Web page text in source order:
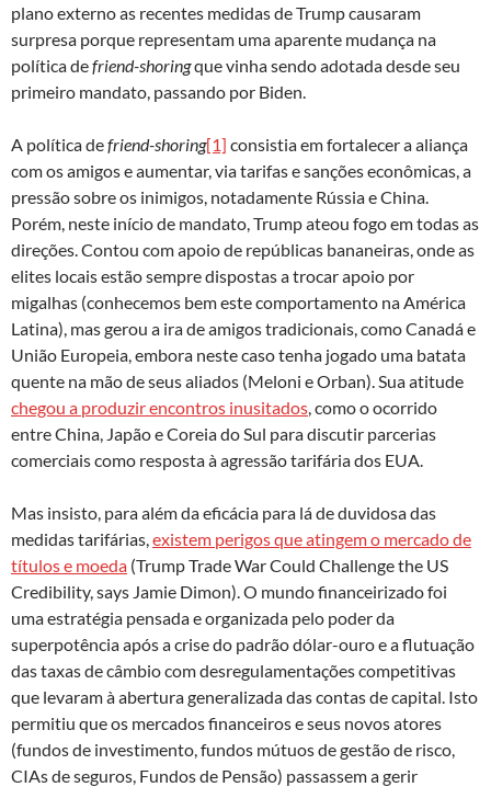
plano externo as recentes medidas de Trump causaram
surpresa porque representam uma aparente mudança na
política defriend-shoringque vinha sendo adotada desde seu
primeiro mandato, passando por Biden.
A política defriend-shoring[1] consistia em fortalecer a aliança
com os amigos e aumentar, via tarifas e sanções econômicas, a
pressão sobre os inimigos, notadamente Rússia e China.
Porém, neste início de mandato, Trump ateou fogo em todas as
direções. Contou com apoio de repúblicas bananeiras, onde as
elites locais estão sempre dispostas a trocar apoio por
migalhas (conhecemos bem este comportamento na América
Latina), mas gerou a ira de amigos tradicionais, como Canadá e
União Europeia, embora neste caso tenha jogado uma batata
quente na mão de seus aliados (Meloni e Orban). Sua atitude
chegou a produzir encontros inusitados, como o ocorrido
entre China, Japão e Coreia do Sul para discutir parcerias
comerciais como resposta à agressão tarifária dos EUA.
Mas insisto, para além da eficácia para lá de duvidosa das
medidas tarifárias,existem perigos que atingem o mercado de
títulos e moeda (Trump Trade War Could Challenge the US
Credibility, says Jamie Dimon). O mundo financeirizado foi
uma estratégia pensada e organizada pelo poder da
superpotência após a crise do padrão dólar-ouro e a flutuação
das taxas de câmbio com desregulamentações competitivas
que levaram à abertura generalizada das contas de capital. Isto
permitiu que os mercados financeiros e seus novos atores
(fundos de investimento, fundos mútuos de gestão de risco,
CIAs de seguros, Fundos de Pensão) passassem a gerir